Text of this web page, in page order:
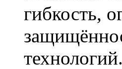
гибкость,
технологий.